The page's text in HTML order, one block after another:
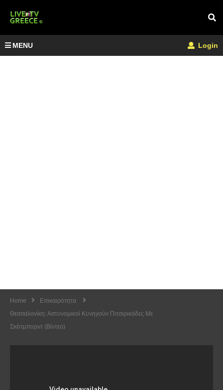
MENU Login
Home
Επικαιρότητα
Θεσσαλονίκη: Αστυνομικοί Κυνηγούν Πιτσιρικάδες Με
Σκέιτμπορντ (Βίντεο)